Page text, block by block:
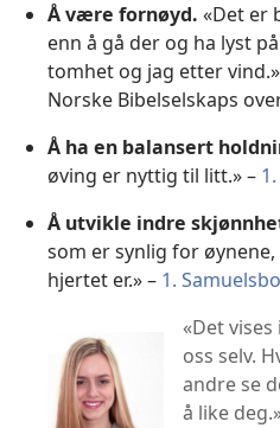
Å være fornøyd. «Det er
enn å gå der og ha lyst
tomhet og jag etter
Norske Bibelselskaps
Å ha en balansert
øving er nyttig til litt.» –
Å utvikle indre
som er synlig for
hjertet er.» – 1.
«Det
oss selv.
andre se
å like